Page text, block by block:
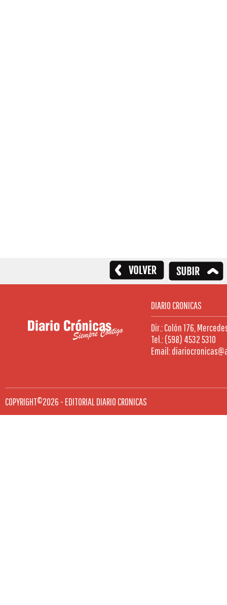
DIARIO CRONICAS
Dir.: Colón 176,
Tel.: (598) 4532 5310
Email:
COPYRIGHT©2026 - EDITORIAL DIARIO CRONICAS